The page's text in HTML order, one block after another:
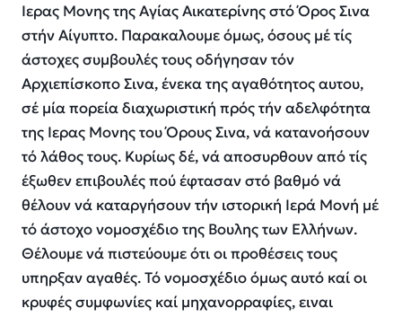
Ιερας Μονης της Αγίας Αικατερίνης στό Όρος Σινα
στήν Αίγυπτο. Παρακαλουμε όμως, όσους μέ τίς
άστοχες συμβουλές τους οδήγησαν τόν
Αρχιεπίσκοπο Σινα, ένεκα της αγαθότητος αυτου,
σέ μία πορεία διαχωριστική πρός τήν αδελφότητα
της Ιερας Μονης του Όρους Σινα, νά κατανοήσουν
τό λάθος τους. Κυρίως δέ, νά αποσυρθουν από τίς
έξωθεν επιβουλές πού έφτασαν στό βαθμό νά
θέλουν νά καταργήσουν τήν ιστορική Ιερά Μονή μέ
τό άστοχο νομοσχέδιο της Βουλης των Ελλήνων.
Θέλουμε νά πιστεύουμε ότι οι προθέσεις τους
υπηρξαν αγαθές. Τό νομοσχέδιο όμως αυτό καί οι
κρυφές συμφωνίες καί μηχανορραφίες, ειναι